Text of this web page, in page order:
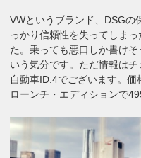
VWというブランド、DSGの
っかり信頼性を失ってしま
た。乗っても悪口しか書け
いう気分です。ただ情報は
自動車ID.4でございます。
ローンチ・エディションで